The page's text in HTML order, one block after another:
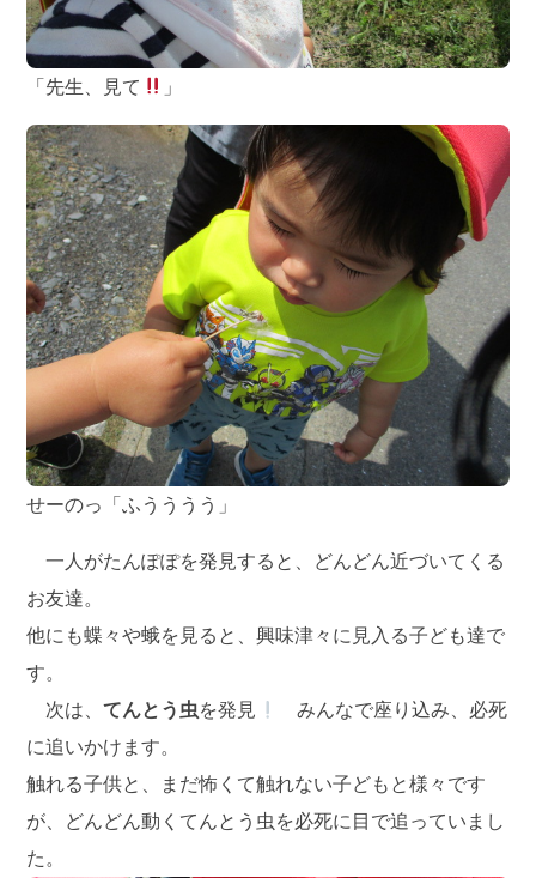
「先生、見て 」
せーのっ「ふうううう」
一人がたんぽぽを発見すると、どんどん近づいてくる
お友達。
他にも蝶々や蛾を見ると、興味津々に見入る子ども達で
す。
次は、てんとう虫を発見
みんなで座り込み、必死
に追いかけます。
触れる子供と、まだ怖くて触れない子どもと様々です
が、どんどん動くてんとう虫を必死に目で追っていまし
た。